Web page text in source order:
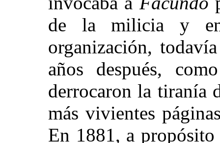
de la milicia y
organización,
años después,
derrocaron la tiranía
más vivientes
En 1881, a